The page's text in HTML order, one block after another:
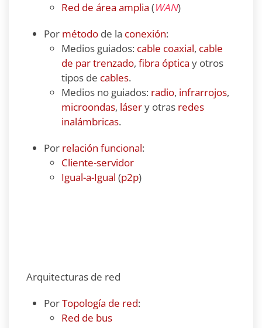
Red de área amplia (WAN)
Por método de la conexión:
Medios guiados: cable coaxial, cable
de par trenzado, fibra óptica y otros
tipos de cables.
Medios no guiados: radio, infrarrojos,
microondas, lásery otras redes
inalámbricas.
Por relación funcional:
Cliente-servidor
Igual-a-Igual (p2p)
Arquitecturas de red
PorTopología de red:
Red de bus